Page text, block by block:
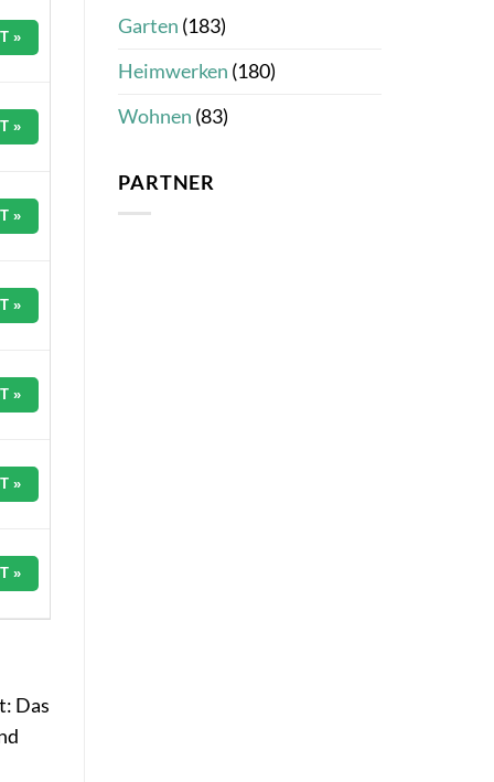
»
»
»
»
»
»
»
Das
Garten (183)
Heimwerken (180)
Wohnen (83)
PARTNER